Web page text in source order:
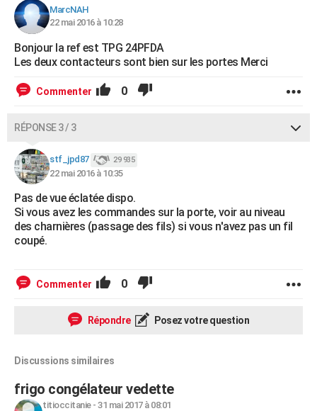
MarcNAH
22 mai 2016 à 10:28
Bonjour la ref est TPG 24PFDA
Les deux contacteurs sont bien sur les portes Merci
Commenter 0
RÉPONSE 3 / 3
stf_jpd87 29 935
22 mai 2016 à 10:35
Pas de vue éclatée dispo.
Si vous avez les commandes sur la porte, voir au niveau
des charnières (passage des fils) si vous n'avez pas un fil
coupé.
Commenter 0
Répondre Posez votre question
Discussions similaires
frigo congélateur vedette
titioccitanie- 31 mai 2017 à 08:01